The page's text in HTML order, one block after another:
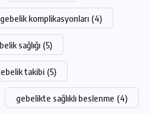
gebelik komplikasyonları (4)
sağlığı (5)
takibi (5)
gebelikte sağlıklı beslenme (4)